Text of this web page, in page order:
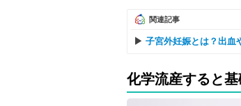
関連記事
子宮外妊娠とは？出血
化学流産すると